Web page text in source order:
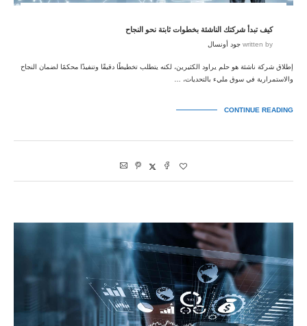
كيف تبدأ شركتك الناشئة بخطوات ثابتة نحو النجاح
written by جود أونسال
إطلاق شركة ناشئة هو حلم يراود الكثيرين، لكنه يتطلب تخطيطًا دقيقًا وتنفيذًا محكمًا لضمان النجاح
والاستمرارية في سوق مليء بالتحديات، …
CONTINUE READING